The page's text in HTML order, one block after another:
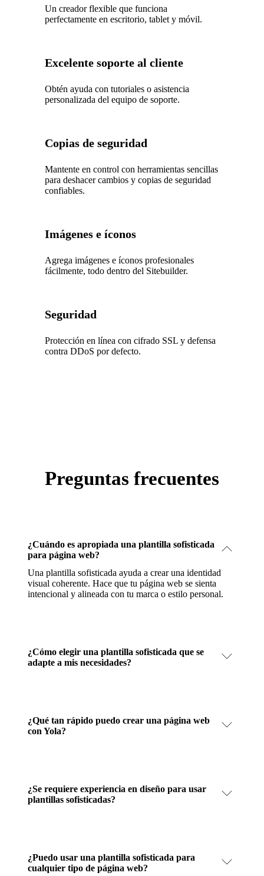
Un creador flexible que funciona
perfectamente en escritorio, tablet y móvil.
Excelente soporte al cliente
Obtén ayuda con tutoriales o asistencia
personalizada del equipo de soporte.
Copias de seguridad
Mantente en control con herramientas sencillas
para deshacer cambios y copias de seguridad
confiables.
Imágenes e íconos
Agrega imágenes e íconos profesionales
fácilmente, todo dentro del Sitebuilder.
Seguridad
Protección en línea con cifrado SSL y defensa
contra DDoS por defecto.
Preguntas frecuentes
¿Cuándo es apropiada una plantilla sofisticada
para página web?
Una plantilla sofisticada ayuda a crear una identidad
visual coherente. Hace que tu página web se sienta
intencional y alineada con tu marca o estilo personal.
¿Cómo elegir una plantilla sofisticada que se
adapte a mis necesidades?
¿Qué tan rápido puedo crear una página web
con Yola?
¿Se requiere experiencia en diseño para usar
plantillas sofisticadas?
¿Puedo usar una plantilla sofisticada para
cualquier tipo de página web?